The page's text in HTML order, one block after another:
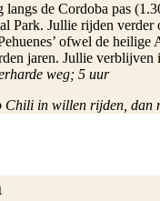
de Cordoba pas
Park. Jullie rijden
ofwel de
jaren. Jullie
weg; 5 uur
in willen rijden, dan